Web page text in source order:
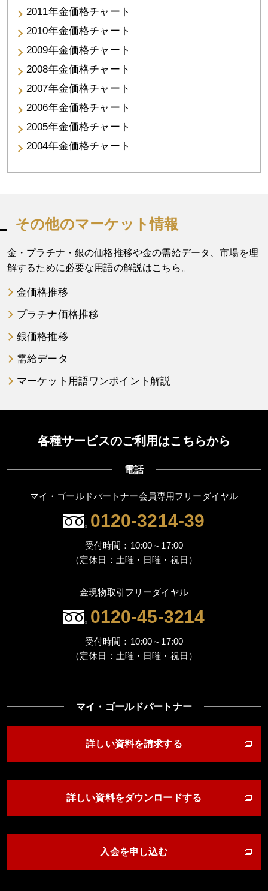
2011年金価格チャート
2010年金価格チャート
2009年金価格チャート
2008年金価格チャート
2007年金価格チャート
2006年金価格チャート
2005年金価格チャート
2004年金価格チャート
その他のマーケット情報
金・プラチナ・銀の価格推移や金の需給データ、市場を理
解するために必要な用語の解説はこちら。
金価格推移
プラチナ価格推移
銀価格推移
需給データ
マーケット用語ワンポイント解説
各種サービスのご利用はこちらから
電話
マイ・ゴールドパートナー会員専用フリーダイヤル
0120-3214-39
受付時間：10:00～17:00
（定休日：土曜・日曜・祝日）
金現物取引フリーダイヤル
0120-45-3214
受付時間：10:00～17:00
（定休日：土曜・日曜・祝日）
マイ・ゴールドパートナー
詳しい資料を請求する
詳しい資料をダウンロードする
入会を申し込む